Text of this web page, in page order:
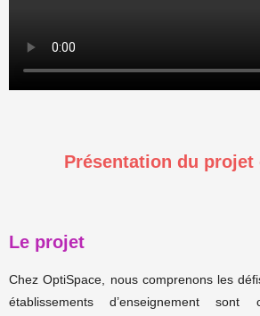
Présentation du projet
Le projet
Chez OptiSpace, nous comprenons les
établissements d’enseignement